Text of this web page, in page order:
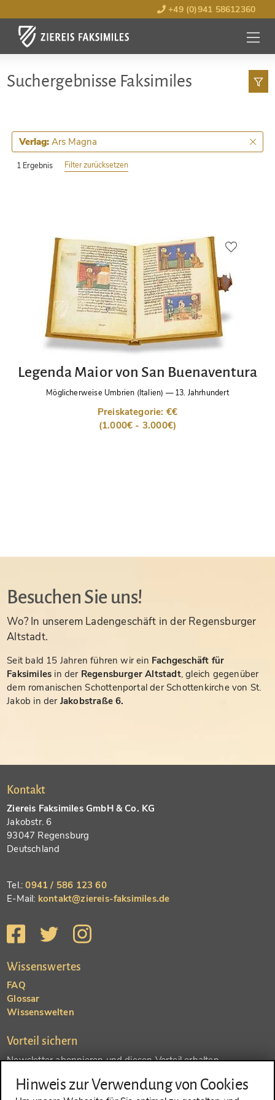
+49 (0)941 58612360
MENÜ
Such­ergebnisse Faksimiles
1 Ergebnis
Verlag:Ars Magna
Filter zurücksetzen
Legenda Maior von San Buenaventura
Möglicherweise Umbrien (Italien) —13. Jahrhundert
Preiskategorie: €€
(1.000€ - 3.000€)
Besuchen Sie uns!
Wo? In unserem Ladengeschäft in der Regensburger
Altstadt.
Seit bald 15 Jahren führen wir ein Fachgeschäft für
Faksimiles in der Regensburger Altstadt, gleich gegenüber
dem romanischen Schottenportal der Schottenkirche von St.
Jakob in der Jakobstraße 6.
Kontakt
Ziereis Faksimiles GmbH & Co. KG
Jakobstr. 6
93047 Regensburg
Deutschland
Tel.:0941 / 586 123 60
E-Mail: kontakt@ziereis-faksimiles.de
Wissenswertes
FAQ
Glossar
Wissenswelten
Vorteil sichern
Newsletter abonnieren und diesen Vorteil erhalten
SENDEN
Hinweis zur Verwendung von Cookies